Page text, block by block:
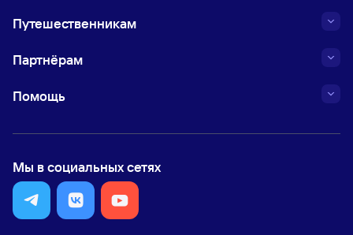
Путешественникам
Партнёрам
Помощь
Мы в социальных сетях